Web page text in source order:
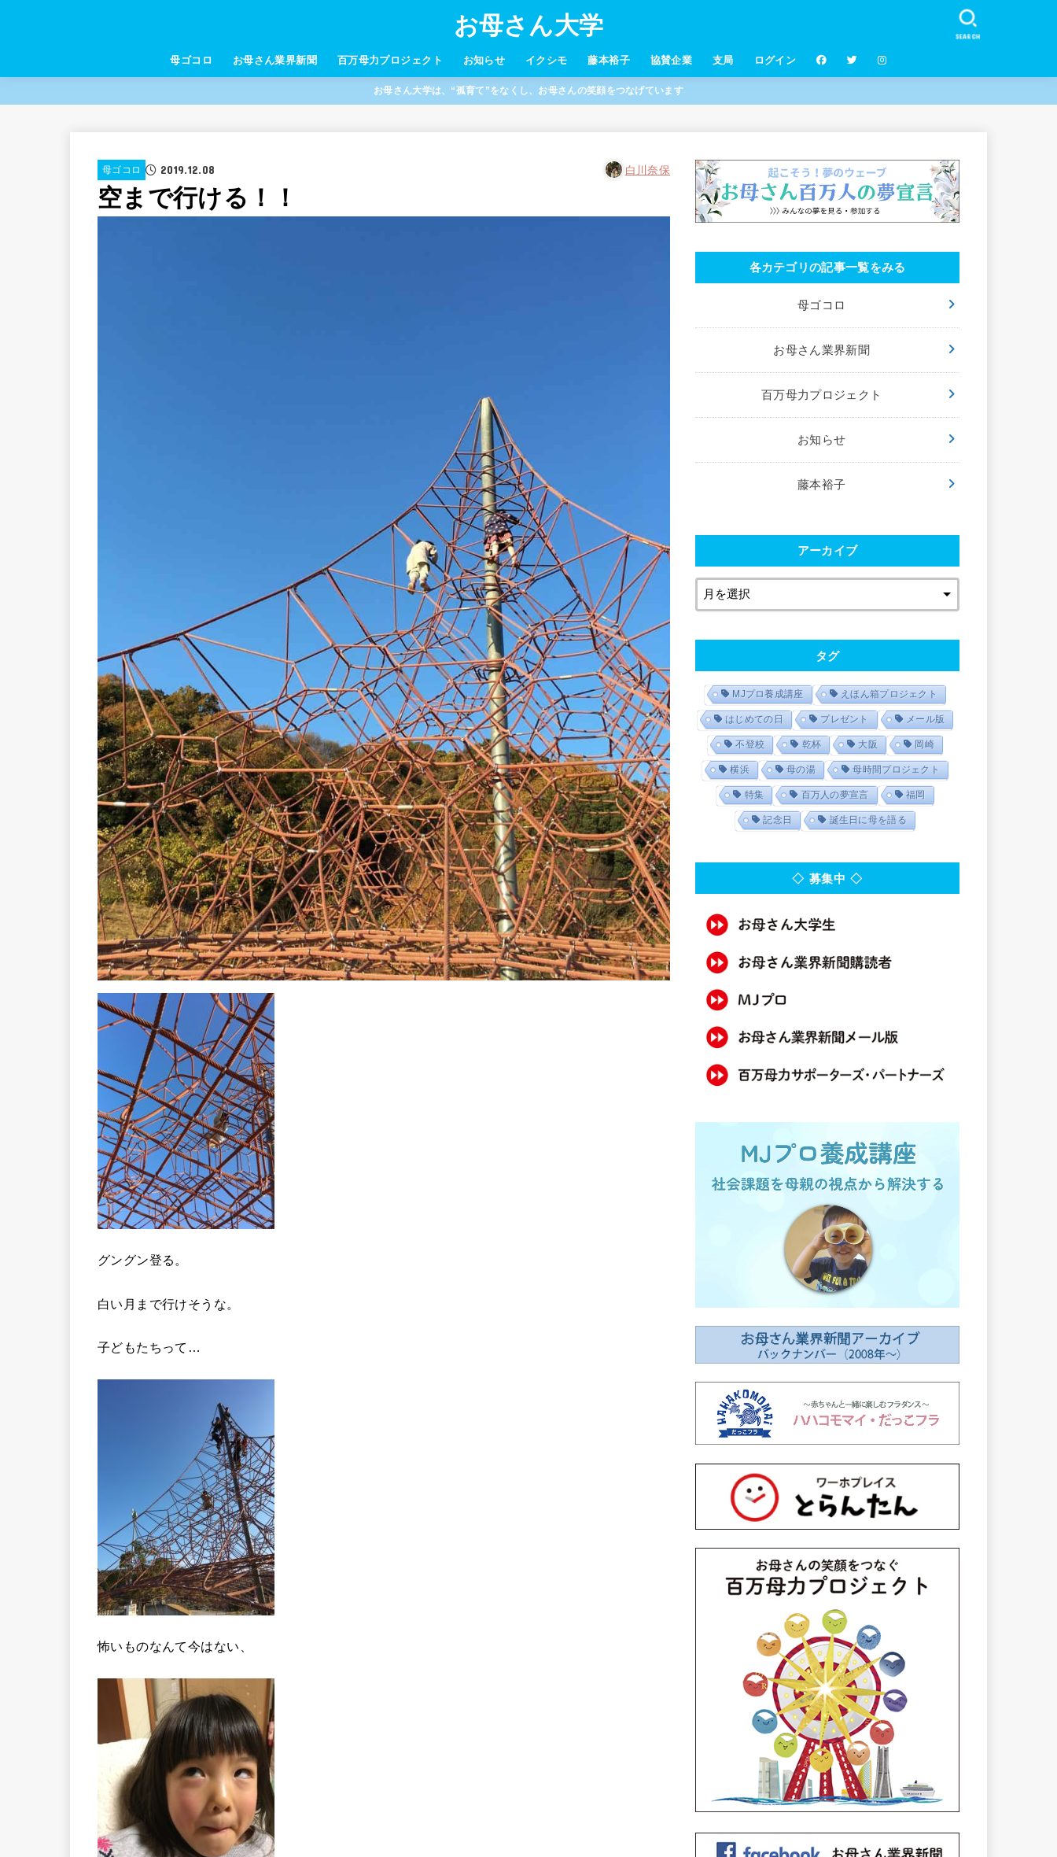
お母さん大学
母ゴコロ お母さん業界新聞 百万母力プロジェクト お知らせ イクシモ 藤本裕子 協賛企業 支局 ログイン
SEARCH
お母さん大学は、“孤育て”をなくし、お母さんの笑顔をつなげています
母ゴコロ 2019.12.08 白川奈保
空まで行ける！！
グングン登る。
白い月まで行けそうな。
子どもたちって…
怖いものなんて今はない、
各カテゴリの記事一覧をみる
母ゴコロ
お母さん業界新聞
百万母力プロジェクト
お知らせ
藤本裕子
アーカイブ
タグ
MJプロ養成講座 えほん箱プロジェクト
はじめての日 プレゼント メール版
不登校 乾杯 大阪 岡崎
横浜 母の湯 母時間プロジェクト
特集 百万人の夢宣言 福岡
記念日 誕生日に母を語る
◇ 募集中 ◇